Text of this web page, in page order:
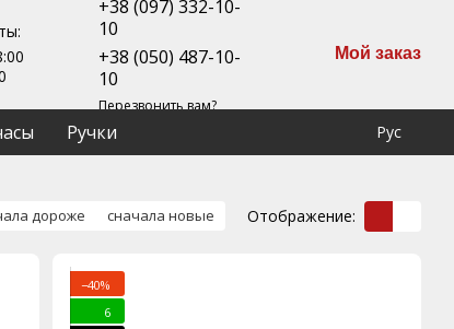
+38 (097) 332-10-
10
+38 (050) 487-10-
10
Перезвонить вам?
Мой заказ
Ручки Рус
дороже сначала новые Отображение:
−40%
6